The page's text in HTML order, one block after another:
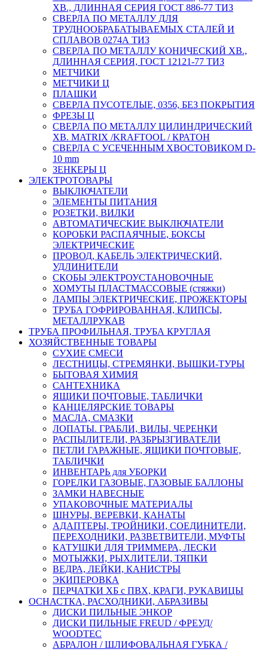
ХВ., ДЛИННАЯ СЕРИЯ ГОСТ 886-77 ТИЗ
СВЕРЛА ПО МЕТАЛЛУ ДЛЯ
ТРУДНООБРАБАТЫВАЕМЫХ СТАЛЕЙ И
СПЛАВОВ 0274А ТИЗ
СВЕРЛА ПО МЕТАЛЛУ КОНИЧЕСКИЙ ХВ.,
ДЛИННАЯ СЕРИЯ, ГОСТ 12121-77 ТИЗ
МЕТЧИКИ
МЕТЧИКИ Ц
ПЛАШКИ
СВЕРЛА ПУСОТЕЛЫЕ, 0356, БЕЗ ПОКРЫТИЯ
ФРЕЗЫ Ц
СВЕРЛА ПО МЕТАЛЛУ ЦИЛИНДРИЧЕСКИЙ
ХВ. MATRIX /KRAFTOOL / КРАТОН
СВЕРЛА С УСЕЧЕННЫМ ХВОСТОВИКОМ D-
10 mm
ЗЕНКЕРЫ Ц
ЭЛЕКТРОТОВАРЫ
ВЫКЛЮЧАТЕЛИ
ЭЛЕМЕНТЫ ПИТАНИЯ
РОЗЕТКИ, ВИЛКИ
АВТОМАТИЧЕСКИЕ ВЫКЛЮЧАТЕЛИ
КОРОБКИ РАСПАЯЧНЫЕ, БОКСЫ
ЭЛЕКТРИЧЕСКИЕ
ПРОВОД, КАБЕЛЬ ЭЛЕКТРИЧЕСКИЙ,
УДЛИНИТЕЛИ
СКОБЫ ЭЛЕКТРОУСТАНОВОЧНЫЕ
ХОМУТЫ ПЛАСТМАССОВЫЕ (стяжки)
ЛАМПЫ ЭЛЕКТРИЧЕСКИЕ, ПРОЖЕКТОРЫ
ТРУБА ГОФРИРОВАННАЯ, КЛИПСЫ,
МЕТАЛЛРУКАВ
ТРУБА ПРОФИЛЬНАЯ, ТРУБА КРУГЛАЯ
ХОЗЯЙСТВЕННЫЕ ТОВАРЫ
СУХИЕ СМЕСИ
ЛЕСТНИЦЫ, СТРЕМЯНКИ, ВЫШКИ-ТУРЫ
БЫТОВАЯ ХИМИЯ
САНТЕХНИКА
ЯЩИКИ ПОЧТОВЫЕ, ТАБЛИЧКИ
КАНЦЕЛЯРСКИЕ ТОВАРЫ
МАСЛА, СМАЗКИ
ЛОПАТЫ. ГРАБЛИ, ВИЛЫ, ЧЕРЕНКИ
РАСПЫЛИТЕЛИ, РАЗБРЫЗГИВАТЕЛИ
ПЕТЛИ ГАРАЖНЫЕ, ЯЩИКИ ПОЧТОВЫЕ,
ТАБЛИЧКИ
ИНВЕНТАРЬ для УБОРКИ
ГОРЕЛКИ ГАЗОВЫЕ, ГАЗОВЫЕ БАЛЛОНЫ
ЗАМКИ НАВЕСНЫЕ
УПАКОВОЧНЫЕ МАТЕРИАЛЫ
ШНУРЫ, ВЕРЕВКИ, КАНАТЫ
АДАПТЕРЫ, ТРОЙНИКИ, СОЕДИНИТЕЛИ,
ПЕРЕХОДНИКИ, РАЗВЕТВИТЕЛИ, МУФТЫ
КАТУШКИ ДЛЯ ТРИММЕРА, ЛЕСКИ
МОТЫЖКИ, РЫХЛИТЕЛИ, ТЯПКИ
ВЕДРА, ЛЕЙКИ, КАНИСТРЫ
ЭКИПЕРОВКА
ПЕРЧАТКИ ХБ с ПВХ, КРАГИ, РУКАВИЦЫ
ОСНАСТКА, РАСХОДНИКИ, АБРАЗИВЫ
ДИСКИ ПИЛЬНЫЕ ЭНКОР
ДИСКИ ПИЛЬНЫЕ FREUD / ФРЕУД/
WOODTEC
АБРАЛОН / ШЛИФОВАЛЬНАЯ ГУБКА /